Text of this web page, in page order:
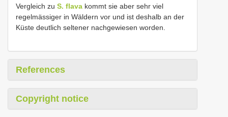
Vergleich zu S. flava kommt sie aber sehr viel
regelmässiger in Wäldern vor und ist deshalb an der
Küste deutlich seltener nachgewiesen worden.
References
Copyright notice